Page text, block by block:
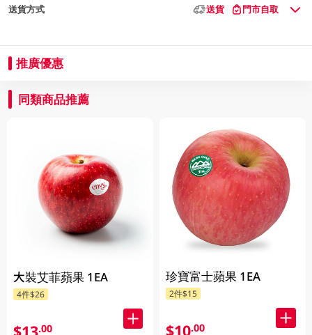
送貨方式 送貨 門市自取
推廣優惠
同類商品推薦
大裝艾菲蘋果 1EA
4件$26
.00
珍寶富士蘋果 1EA
2件$15
$10.00